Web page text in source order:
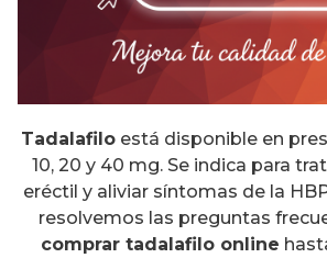
Tadalafilo está disponible en
10, 20 y 40 mg. Se indica para
eréctil y aliviar síntomas de la
resolvemos las preguntas
comprar tadalafilo online